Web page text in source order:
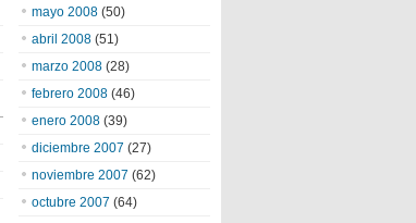
mayo 2008 (50)
abril 2008 (51)
marzo 2008 (28)
febrero 2008 (46)
enero 2008 (39)
diciembre 2007 (27)
noviembre 2007 (62)
octubre 2007 (64)